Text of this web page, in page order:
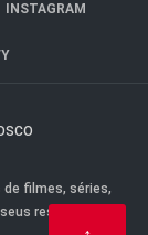
INSTAGRAM
de filmes, séries,
respectivos